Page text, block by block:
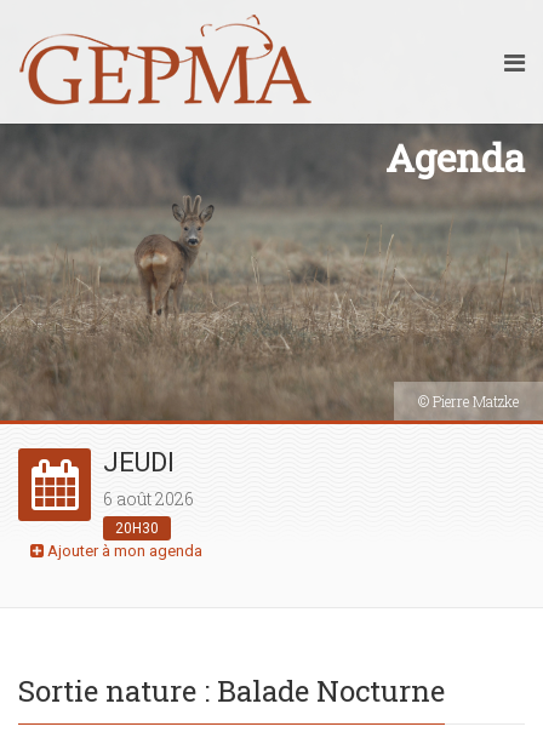
© Pierre Matzke
Agenda
JEUDI
6 août 2026
20H30
Ajouter à mon agenda
Sortie nature : Balade Nocturne